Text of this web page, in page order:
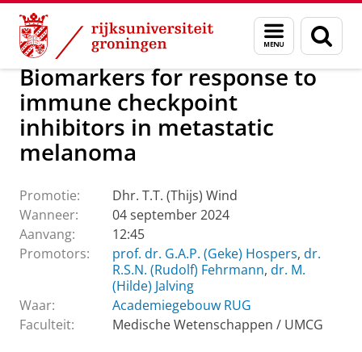
Skip
Content
Skip
Navigation
Menu
en
zoeken
Over ons Actueel Evenementen Promoties
Biomarkers for response to
immune checkpoint
inhibitors in metastatic
melanoma
Promotie:
Dhr. T.T. (Thijs) Wind
Wanneer:
04 september 2024
Aanvang:
12:45
Promotors:
prof. dr. G.A.P. (Geke) Hospers, dr.
R.S.N. (Rudolf) Fehrmann, dr. M.
(Hilde) Jalving
Waar:
Academiegebouw RUG
Faculteit:
Medische Wetenschappen / UMCG